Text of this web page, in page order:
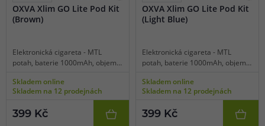
OXVA Xlim GO Lite Pod Kit
(Brown)
Elektronická cigareta - MTL
potah, baterie 1000mAh, objem
automatický výkon 5-30W,
dobíjení USB-C, regulace air-flow,
technologie UniTech 2.0 pro
Skladem online
Skladem na 12 prodejnách
399 Kč
OXVA Xlim GO Lite Pod Kit
(Light Blue)
Elektronická cigareta - MTL
potah, baterie 1000mAh, objem
automatický výkon 5-30W,
dobíjení USB-C, regulace air-flow,
technologie UniTech 2.0 pro
Skladem online
Skladem na 12 prodejnách
399 Kč